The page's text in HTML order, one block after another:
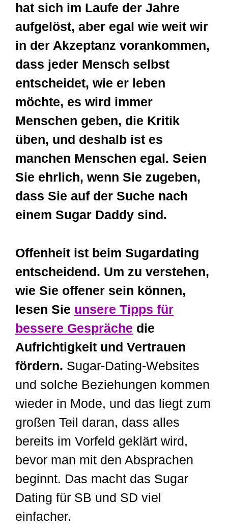
hat sich im Laufe der Jahre
aufgelöst, aber egal wie weit wir
in der Akzeptanz vorankommen,
dass jeder Mensch selbst
entscheidet, wie er leben
möchte, es wird immer
Menschen geben, die Kritik
üben, und deshalb ist es
manchen Menschen egal. Seien
Sie ehrlich, wenn Sie zugeben,
dass Sie auf der Suche nach
einem Sugar Daddy sind.
Offenheit ist beim Sugardating
entscheidend. Um zu verstehen,
wie Sie offener sein können,
lesen Sie unsere Tipps für
bessere Gespräche die
Aufrichtigkeit und Vertrauen
fördern. Sugar-Dating-Websites
und solche Beziehungen kommen
wieder in Mode, und das liegt zum
großen Teil daran, dass alles
bereits im Vorfeld geklärt wird,
bevor man mit den Absprachen
beginnt. Das macht das Sugar
Dating für SB und SD viel
einfacher.